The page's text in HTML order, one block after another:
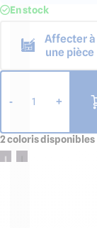
En stock
Affecter à
une pièce
- 1 +
2 coloris disponibles